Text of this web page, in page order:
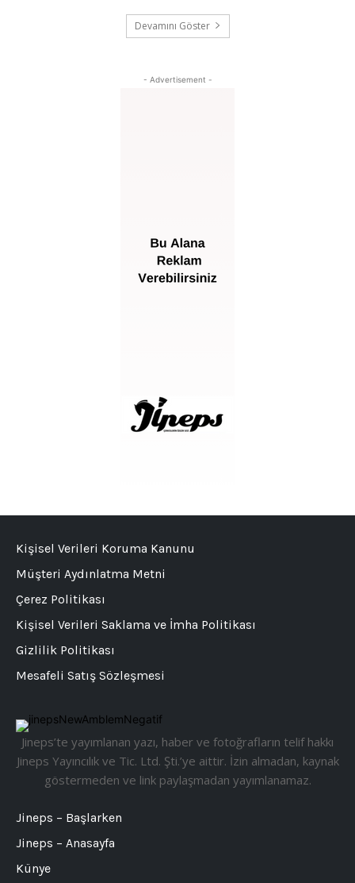
Devamını Göster
- Advertisement -
Jineps’te yayımlanan yazı, haber ve fotoğrafların telif hakkı
Jineps Yayıncılık ve Tic. Ltd. Şti.’ye aittir. İzin almadan, kaynak
göstermeden ve link paylaşmadan yayımlanamaz.
Jineps – Başlarken
Jineps – Anasayfa
Künye
Kişisel Verileri Koruma Kanunu
Müşteri Aydınlatma Metni
Çerez Politikası
Kişisel Verileri Saklama ve İmha Politikası
Gizlilik Politikası
Mesafeli Satış Sözleşmesi